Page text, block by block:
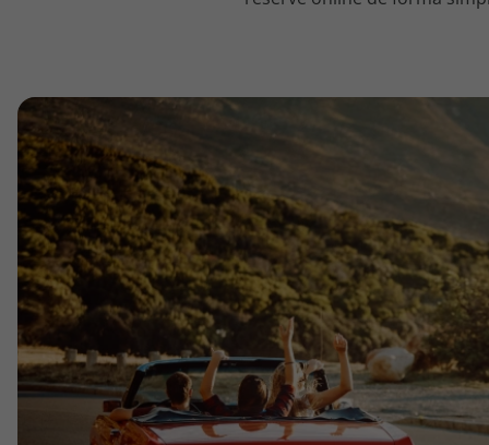
topatlantico@topatlantico.com